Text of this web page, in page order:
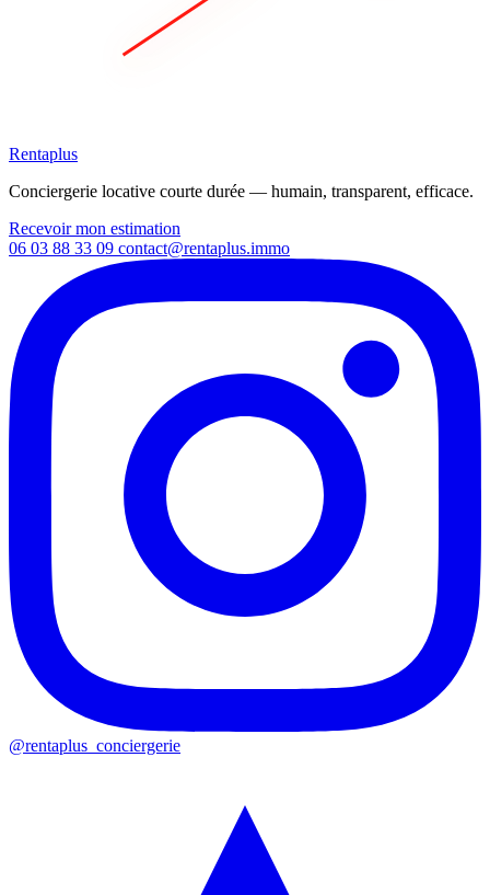
Rentaplus
Conciergerie locative courte durée — humain, transparent, efficace.
Recevoir mon estimation
06 03 88 33 09 contact@rentaplus.immo
@rentaplus_conciergerie